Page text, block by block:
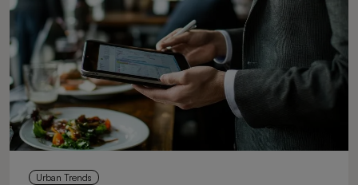
Urban Trends